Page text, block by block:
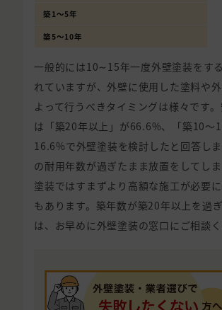
築1〜5年
築5〜10年
一般的には10∼15年一度外壁塗装をす
れていますが、外壁に使用した塗料や
よって行うべきタイミングは様々です
は「築20年以上」が66.6%、「築10〜
16.6%で外壁塗装を検討したと回答し
の耐用年数が過ぎたまま放置をしてし
塗装ではすまずより高額な施工が必要
もあります。築年数が築20年以上を過
は、お早めに外壁塗装の窓口にご相談く